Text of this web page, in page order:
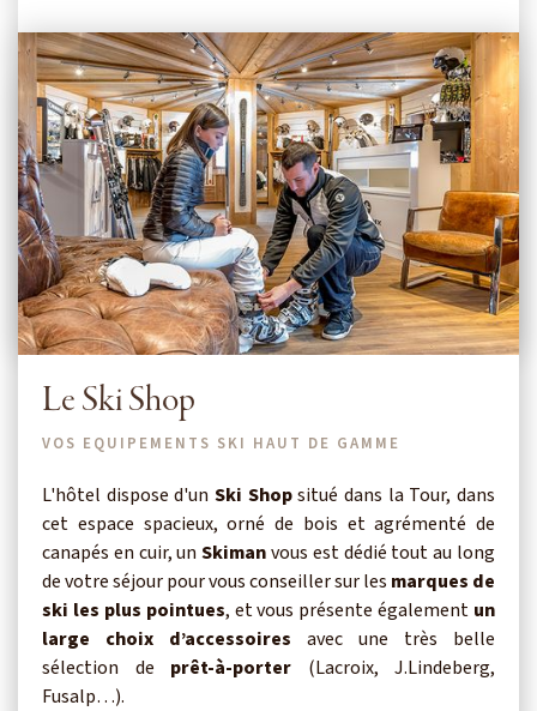
Le Ski Shop
VOS EQUIPEMENTS SKI HAUT DE GAMME
L'hôtel dispose d'un Ski Shopsitué dans la Tour, dans
cet espace spacieux, orné de bois et agrémenté de
canapés en cuir, unSkimanvous est dédié tout au long
de votre séjour pour vous conseiller sur les marques de
ski les plus pointues, et vous présente également un
large choix d’accessoires avec une très belle
sélection de prêt-à-porter (Lacroix, J.Lindeberg,
Fusalp…).